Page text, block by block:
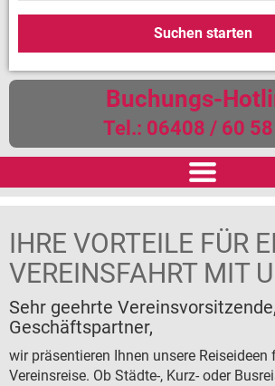
Buchungs-
Tel.: 06408 / 60
REISEN
Reiseversicherung
Zustiegsmöglichkeiten
GRUPPENREISEN
IHRE VORTEILE FÜR
VEREINSFAHRT MIT
Sehr geehrte
Geschäftspartner,
wir präsentieren Ihnen unsere Reiseideen
Vereinsreise. Ob Städte-, Kurz- oder